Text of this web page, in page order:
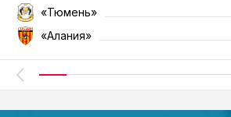
«Тюмень»
«Алания»